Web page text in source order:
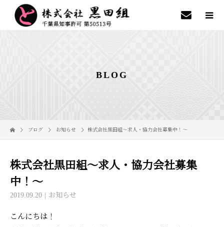
BLOG
ブログ お知らせ 株式会社黒田組～求人・協力会社募集中！～
株式会社黒田組～求人・協力会社募集
中！～
2019.09.20 お知らせ
こんにちは！